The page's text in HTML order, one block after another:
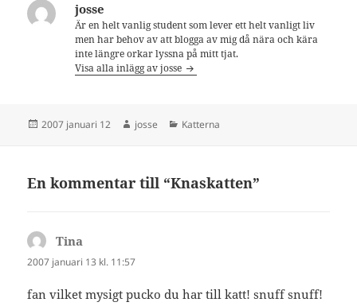
josse
Är en helt vanlig student som lever ett helt vanligt liv
men har behov av att blogga av mig då nära och kära
inte längre orkar lyssna på mitt tjat.
Visa alla inlägg av josse
Postat
2007 januari 12 Författare
josse Kategorier
Katterna
En kommentar till “Knaskatten”
Tina
2007 januari 13 kl. 11:57
fan vilket mysigt pucko du har till katt! snuff snuff!